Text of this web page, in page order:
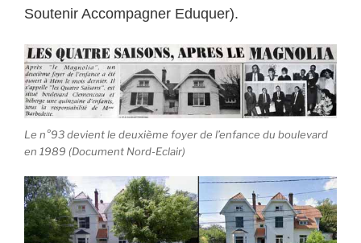
Soutenir Accompagner Eduquer).
Le n°93 devient le deuxième foyer de l’enfance du boulevard
en 1989 (Document Nord-Eclair)